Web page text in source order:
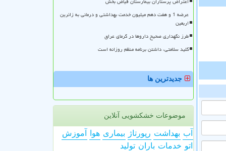
عرضه 1 و هفت دهم میلیون خدمت بهداشتی و درمانی به زائرین
اربعین
طرز نگهداری صحیح داروها در گرمای عراق
کلید سلامتی، داشتن برنامه منظم روزانه است
جدیدترین ها
موضوعات خشکشویی آنلاین
آب بهداشت رپورتاژ بیماری هوا
آموزش
اتو خدمات باران تولید